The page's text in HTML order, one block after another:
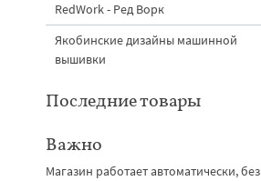
RedWork - Ред Ворк
Якобинские дизайны машинной
вышивки
Последние товары
Важно
Магазин работает автоматически, без